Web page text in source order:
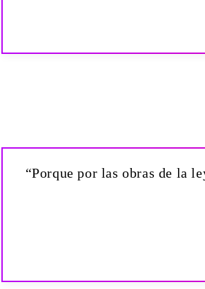
“Porque por las obras de la